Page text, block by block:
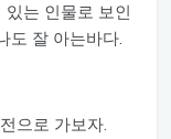
는 인물로 보인
도 잘 아는바다.
으로 가보자.